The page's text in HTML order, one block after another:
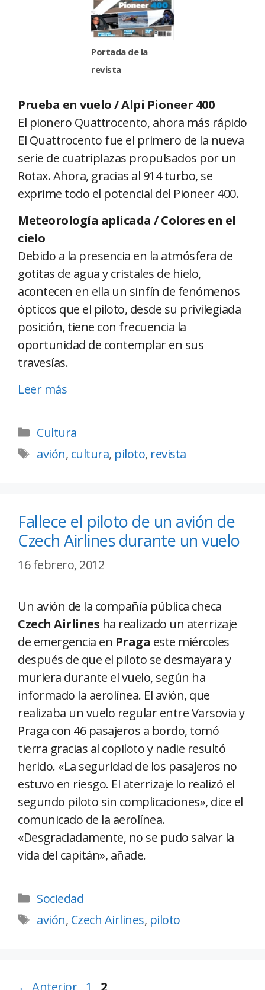
Portada de la
revista
Prueba en vuelo / Alpi Pioneer 400
El pionero Quattrocento, ahora más rápido
El Quattrocento fue el primero de la nueva
serie de cuatriplazas propulsados por un
Rotax. Ahora, gracias al 914 turbo, se
exprime todo el potencial del Pioneer 400.
Meteorología aplicada / Colores en el
cielo
Debido a la presencia en la atmósfera de
gotitas de agua y cristales de hielo,
acontecen en ella un sinfín de fenómenos
ópticos que el piloto, desde su privilegiada
posición, tiene con frecuencia la
oportunidad de contemplar en sus
travesías.
Leer más
Cultura
avión, cultura, piloto, revista
Fallece el piloto de un avión de
Czech Airlines durante un vuelo
16 febrero, 2012
Un avión de la compañía pública checa
Czech Airlines ha realizado un aterrizaje
de emergencia en Praga este miércoles
después de que el piloto se desmayara y
muriera durante el vuelo, según ha
informado la aerolínea. El avión, que
realizaba un vuelo regular entre Varsovia y
Praga con 46 pasajeros a bordo, tomó
tierra gracias al copiloto y nadie resultó
herido. «La seguridad de los pasajeros no
estuvo en riesgo. El aterrizaje lo realizó el
segundo piloto sin complicaciones», dice el
comunicado de la aerolínea.
«Desgraciadamente, no se pudo salvar la
vida del capitán», añade.
Sociedad
avión, Czech Airlines, piloto
← Anterior 1 2